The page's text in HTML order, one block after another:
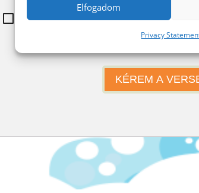
Elfogadom
Privacy
Elfogadom azAdatvédelmi
időnkénti e-mailek fogadásához!
KÉREM A